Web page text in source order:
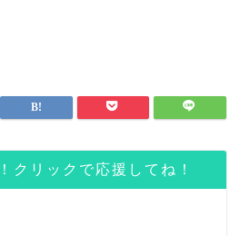
クリックで応援してね！